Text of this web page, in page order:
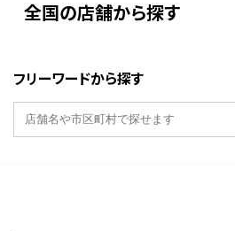
全国の店舗から探す
フリーワードから探す